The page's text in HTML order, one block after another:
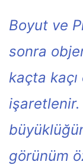
Boyut ve
sonra
kaçta
görünüm